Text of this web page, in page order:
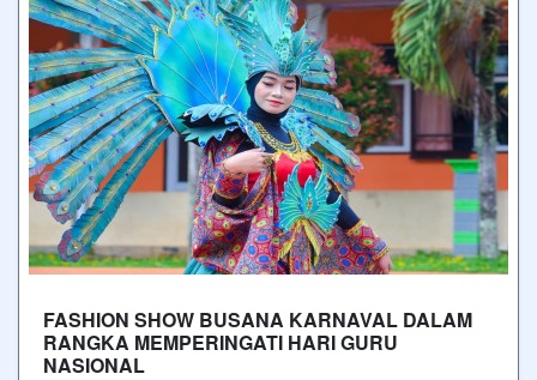
FASHION SHOW BUSANA KARNAVAL DALAM
RANGKA MEMPERINGATI HARI GURU
NASIONAL